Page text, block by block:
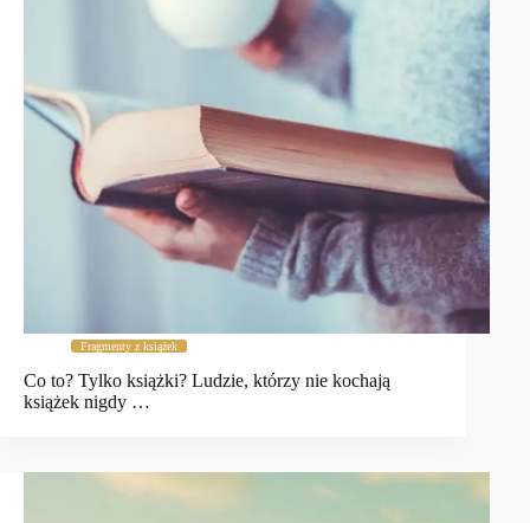
Fragmenty z książek
Co to? Tylko książki? Ludzie, którzy nie kochają
książek nigdy …